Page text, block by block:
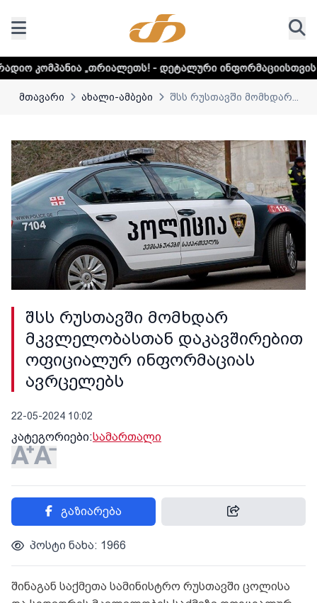
- დეტალური ინფორმაციისთვის დააკლიკეთ
მთავარი ახალი-ამბები შსს რუსთავში მომხდარ...
შსს რუსთავში მომხდარ
მკვლელობასთან დაკავშირებით
ოფიციალურ ინფორმაციას
ავრცელებს
22-05-2024 10:02
კატეგორიები:სამართალი
გაზიარება
პოსტი ნახა: 1966
შინაგან საქმეთა სამინისტრო რუსთავში ცოლისა